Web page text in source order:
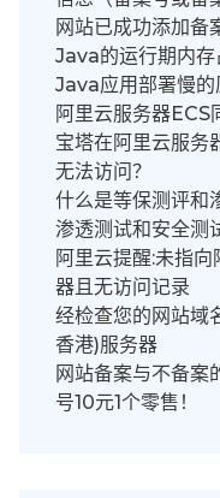
网站已成功添加备
Java的运行期内存
Java应用部署慢的
阿里云服务器ECS
宝塔在阿里云服务
无法访问？
什么是等保测评和
渗透测试和安全测
阿里云提醒:未指
器且无访问记录
经检查您的网站域
香港)服务器
网站备案与不备案
号10元1个零售！